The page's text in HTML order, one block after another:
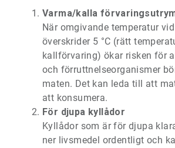
Varma/kalla
När omgivande temperatur
överskrider 5 °C (rätt
kallförvaring) ökar risken för
och förruttnelseorganismer
maten. Det kan leda till att
att konsumera.
För djupa kyllådor
Kyllådor som är för djupa
ner livsmedel ordentligt och